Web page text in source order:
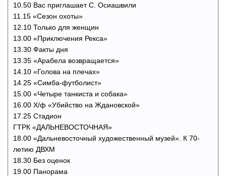
10.50 Вас приглашает С. Осиашвили
11.15 «Сезон охоты»
12.10 Только для женщин
13.00 «Приключения Рекса»
13.30 Факты дня
13.35 «Арабела возвращается»
14.10 «Голова на плечах»
14.25 «Симба-футболист»
15.00 «Четыре танкиста и собака»
16.00 Х/ф «Убийство на Ждановской»
17.25 Стадион
ГТРК «ДАЛЬНЕВОСТОЧНАЯ»
18.00 «Дальневосточный художественный музей». К 70-
летию ДВХМ
18.30 Без оценок
19.00 Панорама